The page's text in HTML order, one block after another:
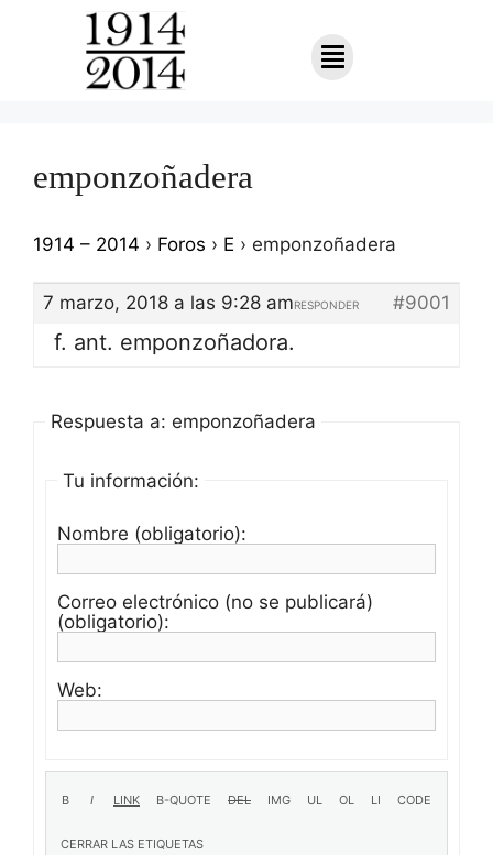
emponzoñadera
1914 – 2014 › Foros › E › emponzoñadera
7 marzo, 2018 a las 9:28 am #9001
RESPONDER
f. ant. emponzoñadora.
Respuesta a: emponzoñadera
Tu información:
Nombre (obligatorio):
Correo electrónico (no se publicará)
(obligatorio):
Web: